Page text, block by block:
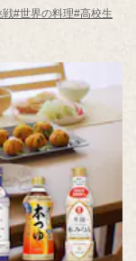
理由があります。
りに「おばあちゃ
戦#世界の料理#高校生